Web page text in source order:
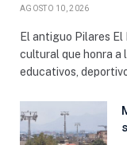
AGOSTO 10, 2026
El antiguo Pilares
cultural que honra a
educativos,